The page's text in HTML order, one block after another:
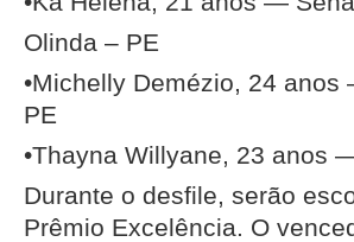
Olinda – PE
•Michelly Demézio, 24
PE
•Thayna Willyane, 23 anos
Durante o desfile, serão
Prêmio Excelência. O